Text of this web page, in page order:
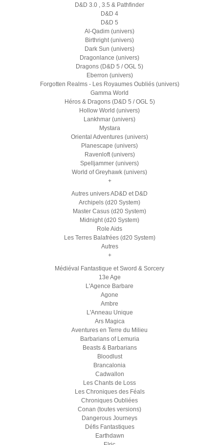
D&D 3.0 , 3.5 & Pathfinder
D&D 4
D&D 5
Al-Qadim (univers)
Birthright (univers)
Dark Sun (univers)
Dragonlance (univers)
Dragons (D&D 5 / OGL 5)
Eberron (univers)
Forgotten Realms - Les Royaumes Oubliés (univers)
Gamma World
Héros & Dragons (D&D 5 / OGL 5)
Hollow World (univers)
Lankhmar (univers)
Mystara
Oriental Adventures (univers)
Planescape (univers)
Ravenloft (univers)
Spelljammer (univers)
World of Greyhawk (univers)
+
Autres univers AD&D et D&D
Archipels (d20 System)
Master Casus (d20 System)
Midnight (d20 System)
Role Aids
Les Terres Balafrées (d20 System)
Autres
+
Médiéval Fantastique et Sword & Sorcery
13e Age
L'Agence Barbare
Agone
Ambre
L'Anneau Unique
Ars Magica
Aventures en Terre du Milieu
Barbarians of Lemuria
Beasts & Barbarians
Bloodlust
Brancalonia
Cadwallon
Les Chants de Loss
Les Chroniques des Féals
Chroniques Oubliées
Conan (toutes versions)
Dangerous Journeys
Défis Fantastiques
Earthdawn